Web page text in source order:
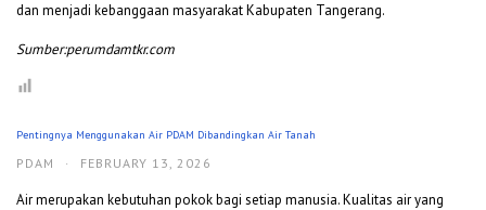
dan menjadi kebanggaan masyarakat Kabupaten Tangerang.
Sumber:perumdamtkr.com
Pentingnya Menggunakan Air PDAM Dibandingkan Air Tanah
PDAM · FEBRUARY 13, 2026
Air merupakan kebutuhan pokok bagi setiap manusia. Kualitas air yang